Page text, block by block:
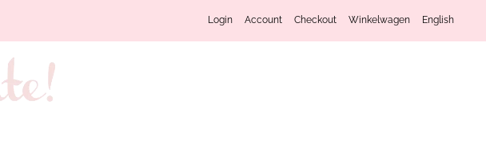
Login Account Checkout Winkelwagen English